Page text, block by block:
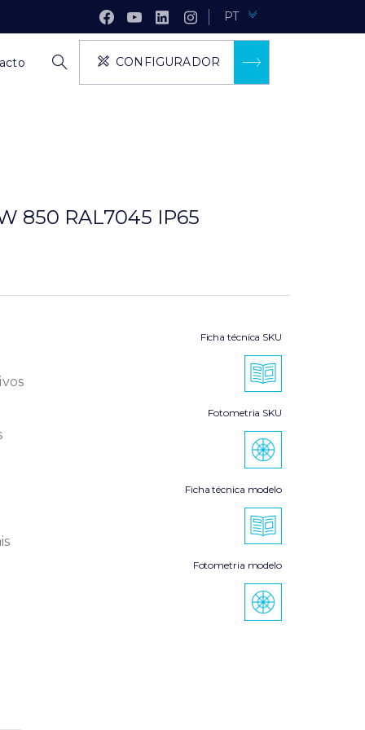
PT
CONFIGURADOR
850 RAL7045 IP65
Ficha técnica SKU
Fotometria SKU
Ficha técnica modelo
Fotometria modelo